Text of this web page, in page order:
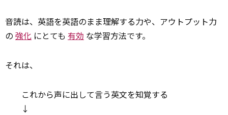
音読は、英語を英語のまま理解する力や、アウトプット力
の 強化 にとても 有効 な学習方法です。
それは、
これから声に出して言う英文を知覚する
↓